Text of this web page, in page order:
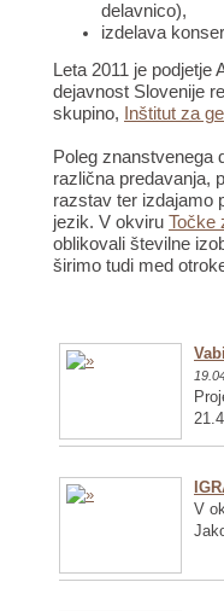
delavnico),
izdelava
Leta 2011 je
dejavnost Slovenije
skupino,
Inštitut za
Poleg znanstvenega
različna predavanja,
razstav ter izdajamo
jezik. V okviru Točke
oblikovali številne
širimo tudi med
V